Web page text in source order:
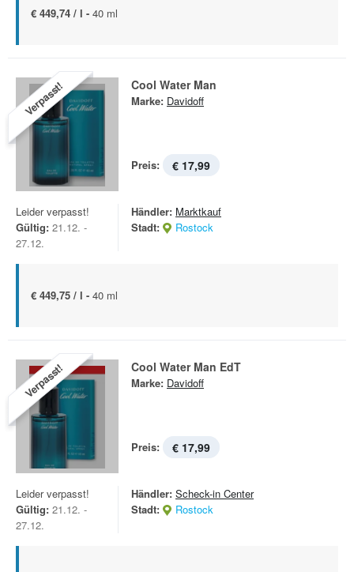
€ 449,74 / l - 40 ml
Verpasst! Cool Water Man
Marke: Davidoff
Preis: € 17,99
Leider verpasst!
Gültig: 21.12. -
27.12.
Händler: Marktkauf
Stadt:
Rostock
€ 449,75 / l - 40 ml
Verpasst! Cool Water Man EdT
Marke: Davidoff
Preis: € 17,99
Leider verpasst!
Gültig: 21.12. -
27.12.
Händler: Scheck-in Center
Stadt:
Rostock